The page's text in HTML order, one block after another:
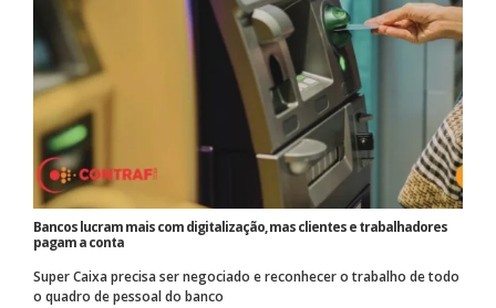
Bancos lucram mais com digitalização, mas clientes e trabalhadores
pagam a conta
Super Caixa precisa ser negociado e reconhecer o trabalho de todo
o quadro de pessoal do banco